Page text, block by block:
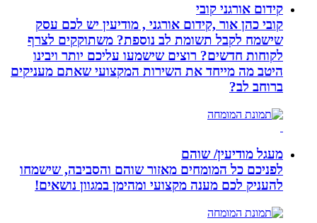
קידום אורגני קובי
קובי כהן אור ,קידום אורגני , מודיעין יש לכם עסק
שישמח לקבל תשומת לב נוספת? משתוקקים לצרף
לקוחות חדשים? רוצים שישמעו עליכם יותר ויבינו
היטב מה מייחד את השירות המקצועי שאתם מעניקים
ברוחב לב?
מעגל מודיעין/ שוהם
לפניכם כל המומחים מאזור שוהם והסביבה, שישמחו
להעניק לכם מענה מקצועי ומהימן במגוון נושאים!